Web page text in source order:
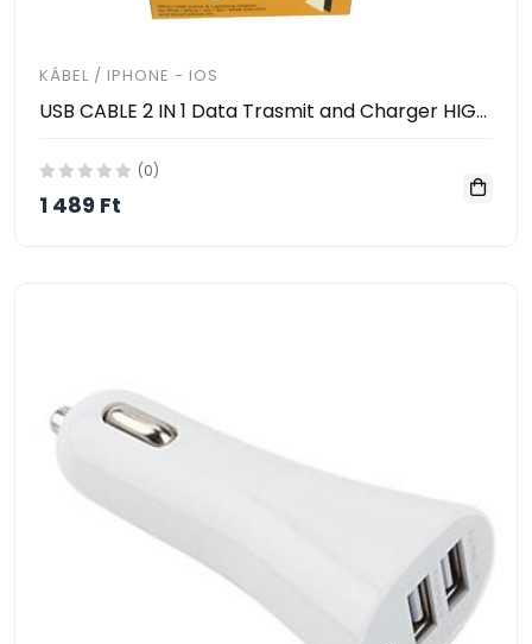
KÁBEL / IPHONE - IOS
USB CABLE 2 IN 1 Data Trasmit and Charger HIGH SPEED 2.0
(0)
1 489 Ft